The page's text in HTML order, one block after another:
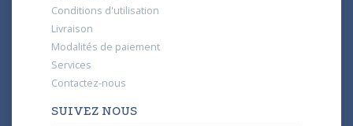
Conditions d'utilisation
Livraison
Modalités de paiement
Services
Contactez-nous
SUIVEZ NOUS